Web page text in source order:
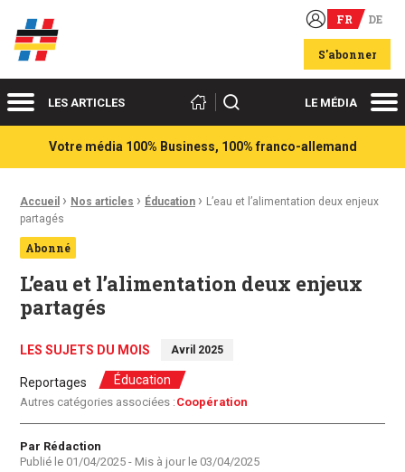
Acteurs du franco-allemand FR DE
S'abonner
MenuLES ARTICLES Rechercher LE MÉDIA
Votre média 100% Business, 100% franco-allemand
Fil d'Ariane :
Accueil › Nos articles › Éducation › L’eau et l’alimentation deux enjeux
partagés
Abonné
L’eau et l’alimentation deux enjeux
partagés
LES SUJETS DU MOIS Avril 2025
Reportages Éducation
Autres catégories associées : Coopération
Auteur
Par Rédaction
Publié le 01/04/2025 - Mis à jour le 03/04/2025